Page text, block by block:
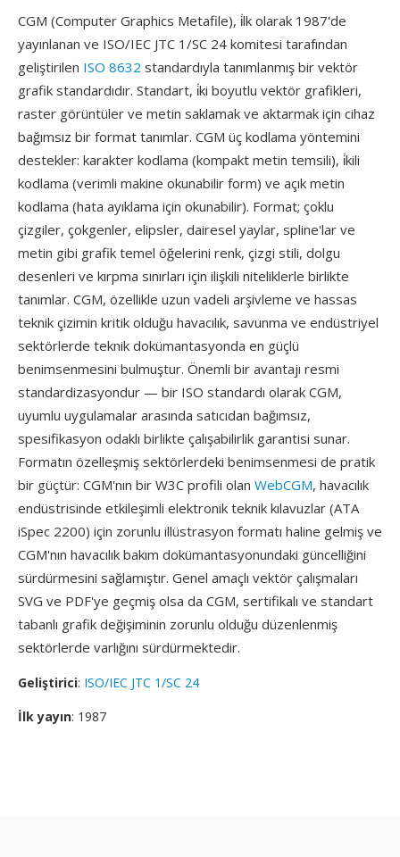
CGM (Computer Graphics Metafile), i̇lk olarak 1987'de
yayınlanan ve ISO/IEC JTC 1/SC 24 komitesi tarafından
geliştirilen ISO 8632 standardıyla tanımlanmış bir vektör
grafik standardıdır. Standart, i̇ki boyutlu vektör grafikleri,
raster görüntüler ve metin saklamak ve aktarmak için cihaz
bağımsız bir format tanımlar. CGM üç kodlama yöntemini
destekler: karakter kodlama (kompakt metin temsili), i̇kili
kodlama (verimli makine okunabilir form) ve açık metin
kodlama (hata ayıklama için okunabilir). Format; çoklu
çizgiler, çokgenler, elipsler, dairesel yaylar, spline'lar ve
metin gibi grafik temel öğelerini renk, çizgi stili, dolgu
desenleri ve kırpma sınırları için ilişkili niteliklerle birlikte
tanımlar. CGM, özellikle uzun vadeli arşivleme ve hassas
teknik çizimin kritik olduğu havacılık, savunma ve endüstriyel
sektörlerde teknik dokümantasyonda en güçlü
benimsenmesini bulmuştur. Önemli bir avantajı resmi
standardizasyondur — bir ISO standardı olarak CGM,
uyumlu uygulamalar arasında satıcıdan bağımsız,
spesifikasyon odaklı birlikte çalışabilirlik garantisi sunar.
Formatın özelleşmiş sektörlerdeki benimsenmesi de pratik
bir güçtür: CGM'nın bir W3C profili olan WebCGM, havacılık
endüstrisinde etkileşimli elektronik teknik kılavuzlar (ATA
iSpec 2200) için zorunlu illüstrasyon formatı haline gelmiş ve
CGM'nın havacılık bakım dokümantasyonundaki güncelliğini
sürdürmesini sağlamıştır. Genel amaçlı vektör çalışmaları
SVG ve PDF'ye geçmiş olsa da CGM, sertifikalı ve standart
tabanlı grafik değişiminin zorunlu olduğu düzenlenmiş
sektörlerde varlığını sürdürmektedir.
Geliştirici: ISO/IEC JTC 1/SC 24
İlk yayın: 1987